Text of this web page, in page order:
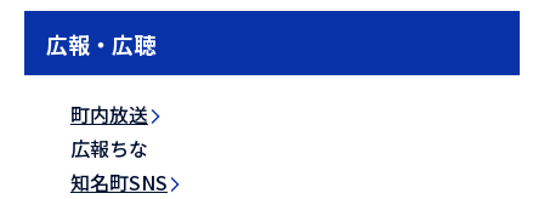
広報・広聴
町内放送
広報ちな
知名町SNS